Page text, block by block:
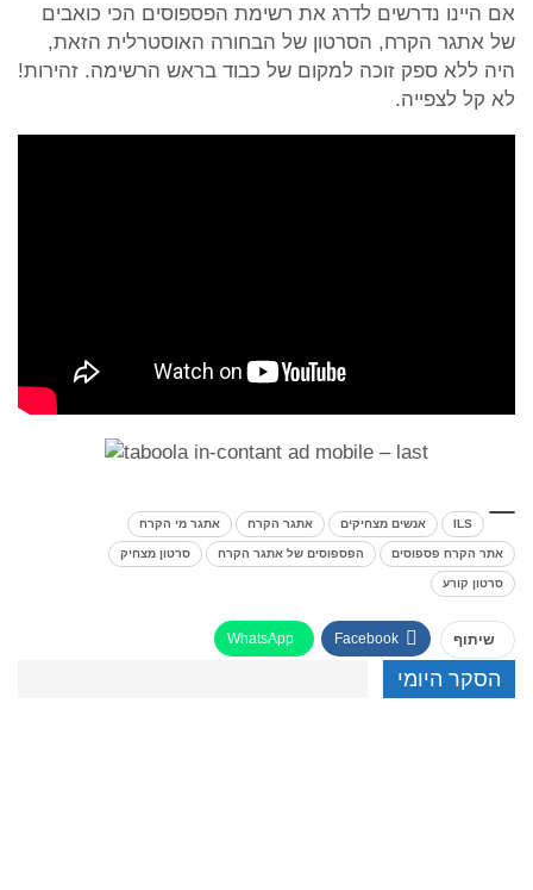
אם היינו נדרשים לדרג את רשימת הפספוסים הכי כואבים
של אתגר הקרח, הסרטון של הבחורה האוסטרלית הזאת,
היה ללא ספק זוכה למקום של כבוד בראש הרשימה. זהירות!
לא קל לצפייה.
ILS אנשים מצחיקים אתגר הקרח אתגר מי הקרח
אתר הקרח פספוסים הפספוסים של אתגר הקרח סרטון מצחיק
סרטון קורע
שיתוף Facebook
WhatsApp
הסקר היומי